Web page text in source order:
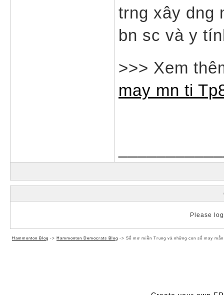
trng xây dng
bn sc và y
>>> Xem
may mn ti
Please
Hammonton Blog -> Hammonton Democrats Blog -> Sổ mơ miền Trung và những con số may